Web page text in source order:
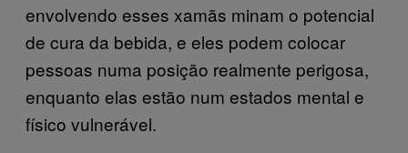
envolvendo esses xamãs minam o potencial
de cura da bebida, e eles podem colocar
pessoas numa posição realmente perigosa,
enquanto elas estão num estados mental e
físico vulnerável.